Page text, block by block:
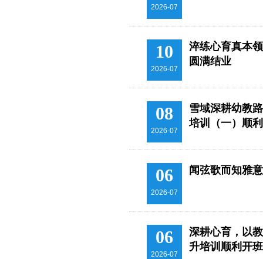
2026-07
10
2026-07
淬练心育真本
圆满结业
08
2026-07
雪域深耕幼教
培训（一）顺
06
2026-07
闻弦歌而知雅
06
2026-07
深耕心育，以
升培训顺利开班